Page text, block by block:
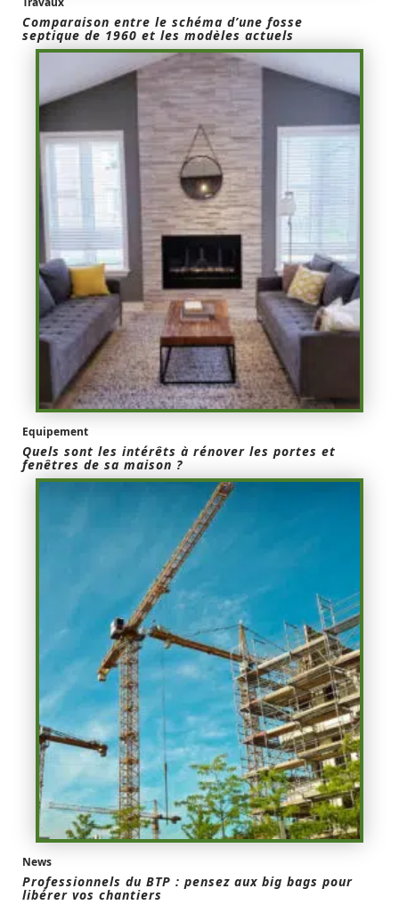
Comparaison entre le schéma d’une fosse
septique de 1960 et les modèles actuels
Equipement
Quels sont les intérêts à rénover les portes et
fenêtres de sa maison ?
News
Professionnels du BTP : pensez aux big bags pour
libérer vos chantiers